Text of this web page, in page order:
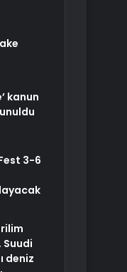
kanun
3-6
deniz